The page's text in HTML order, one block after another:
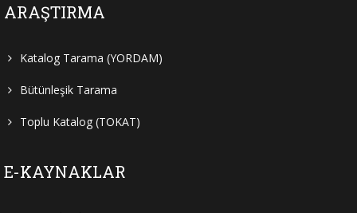
ARAŞTIRMA
Katalog Tarama (YORDAM)
Bütünleşik Tarama
Toplu Katalog (TOKAT)
E-KAYNAKLAR